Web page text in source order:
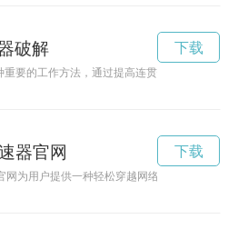
破解
重要的工作方法，通过提高连贯性和效率，可
下载
器官网
网为用户提供一种轻松穿越网络封锁的方便方
下载